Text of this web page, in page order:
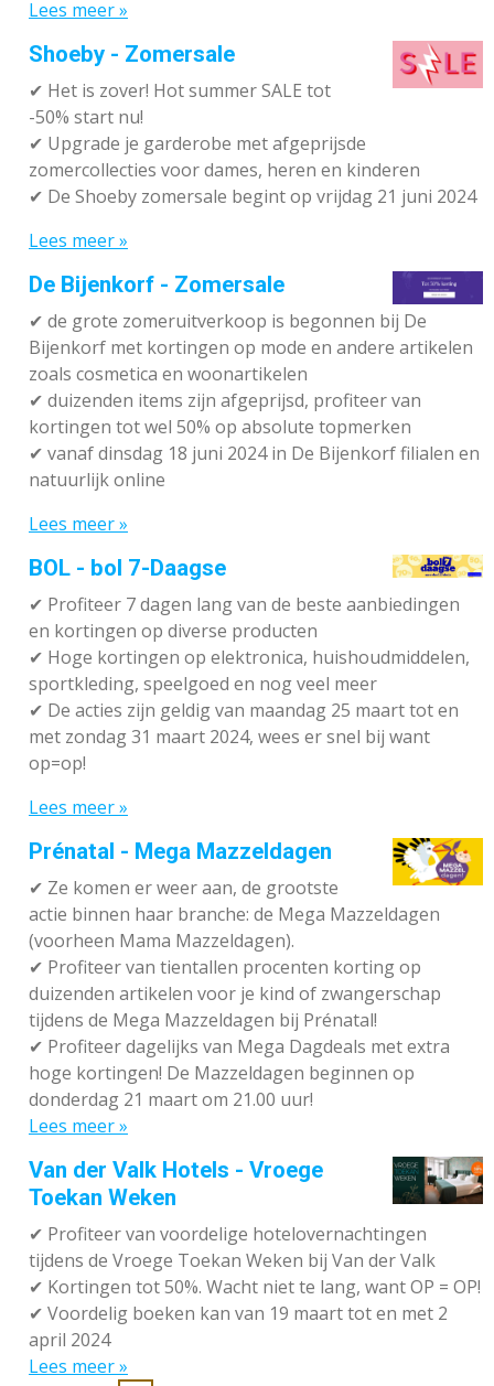
Lees meer »
Shoeby - Zomersale
✔ Het is zover! Hot summer SALE tot
-50% start nu!
✔ Upgrade je garderobe met afgeprijsde
zomercollecties voor dames, heren en kinderen
✔ De Shoeby zomersale begint op vrijdag 21 juni 2024
Lees meer »
De Bijenkorf - Zomersale
✔ de grote zomeruitverkoop is begonnen bij De
Bijenkorf met kortingen op mode en andere artikelen
zoals cosmetica en woonartikelen
✔ duizenden items zijn afgeprijsd, profiteer van
kortingen tot wel 50% op absolute topmerken
✔ vanaf dinsdag 18 juni 2024 in De Bijenkorf filialen en
natuurlijk online
Lees meer »
BOL - bol 7-Daagse
✔ Profiteer 7 dagen lang van de beste aanbiedingen
en kortingen op diverse producten
✔ Hoge kortingen op elektronica, huishoudmiddelen,
sportkleding, speelgoed en nog veel meer
✔ De acties zijn geldig van maandag 25 maart tot en
met zondag 31 maart 2024, wees er snel bij want
op=op!
Lees meer »
Prénatal - Mega Mazzeldagen
✔ Ze komen er weer aan, de grootste
actie binnen haar branche: de Mega Mazzeldagen
(voorheen Mama Mazzeldagen).
✔ Profiteer van tientallen procenten korting op
duizenden artikelen voor je kind of zwangerschap
tijdens de Mega Mazzeldagen bij Prénatal!
✔ Profiteer dagelijks van Mega Dagdeals met extra
hoge kortingen! De Mazzeldagen beginnen op
donderdag 21 maart om 21.00 uur!
Lees meer »
Van der Valk Hotels - Vroege
Toekan Weken
✔ Profiteer van voordelige hotelovernachtingen
tijdens de Vroege Toekan Weken bij Van der Valk
✔ Kortingen tot 50%. Wacht niet te lang, want OP = OP!
✔ Voordelig boeken kan van 19 maart tot en met 2
april 2024
Lees meer »